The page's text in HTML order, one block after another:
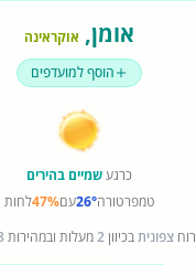
אומן, אוקראינה
הוסף למועדפים
כרגעשמיים בהירים
טמפרטורה26°עם47%לחות
רוחצפוניתבכיוון2מעלות ובמהירות